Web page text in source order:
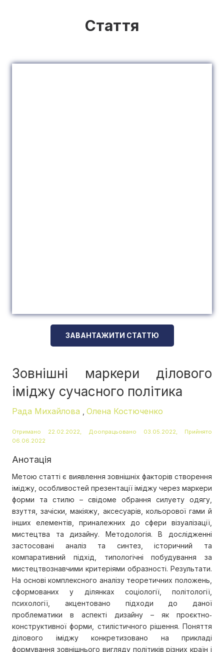
Стаття
ЗАВАНТАЖИТИ СТАТТЮ
Зовнішні маркери ділового
іміджу сучасного політика
Рада Михайлова Олена Костюченко
Отримано 22.02.2022, Доопрацьовано 03.05.2022, Прийнято
06.06.2022
Анотація
Метою статті є виявлення зовнішніх факторів створення
іміджу, особливостей презентації іміджу через маркери
форми та стилю – свідоме обрання силуету одягу,
взуття, зачіски, макіяжу, аксесуарів, кольорової гами й
інших елементів, приналежних до сфери візуалізації,
мистецтва та дизайну. Методологія. В дослідженні
застосовані аналіз та синтез, історичний та
компаративний підхід, типологічні побудування за
мистецтвознавчими критеріями образності. Результати.
На основі комплексного аналізу теоретичних положень,
сформованих у ділянках соціології, політології,
психології, акцентовано підходи до даної
проблематики в аспекті дизайну – як проєктно‐
конструктивної форми, стилістичного рішення. Поняття
ділового іміджу конкретизовано на прикладі
формування зовнішнього вигляду політиків різних країн і